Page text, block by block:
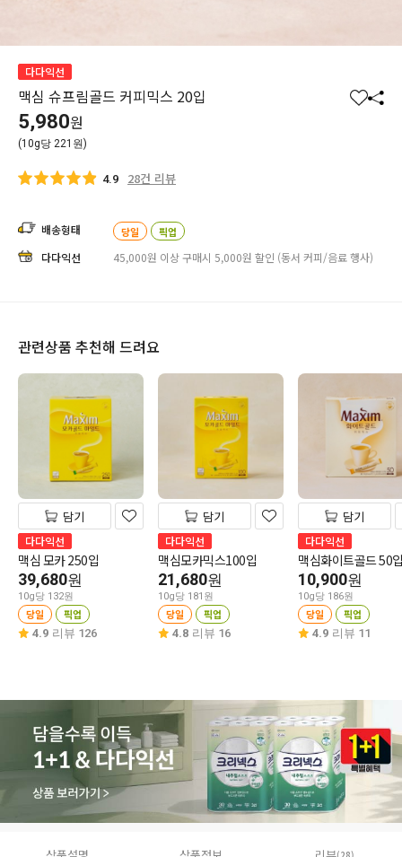
다다익선
맥심 슈프림골드 커피믹스 20입
찜 공
5,980원
(10g당 221원)
4.9 28건 리뷰
배송형태 당일 픽업
다다익선 45,000원 이상 구매시 5,000원 할인 (동서 커피/음료 행사)
관련상품 추천해 드려요
담기
다다익선
맥심 모카 250입
39,680원
10g당 132원
당일 픽업
4.9 리뷰 126
담기
다다익선
맥심모카믹스100입
21,680원
10g당 181원
당일 픽업
4.8 리뷰 16
담기
다다익선
맥심화이트골드 50
10,900원
10g당 186원
당일 픽업
4.9 리뷰 11